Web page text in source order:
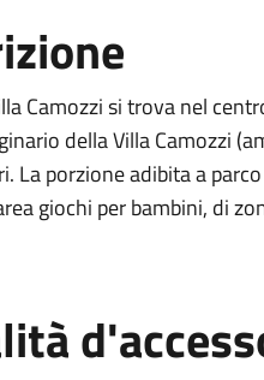
Camozzi si trova nel
della Villa Camozzi
La porzione adibita a
giochi per bambini, di